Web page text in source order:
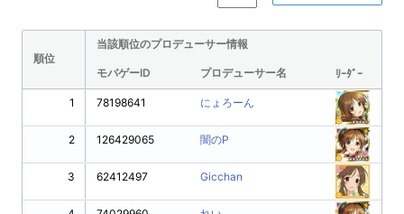
順位
当該順位のプロデューサー情報
モバゲーID プロデューサー名 ﾘｰﾀﾞｰ
1
2
3
78198641 にょろーん
126429065 闇のP
62412497 Gicchan